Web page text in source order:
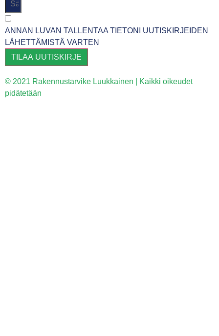
ANNAN LUVAN TALLENTAA TIETONI UUTISKIRJEIDEN
LÄHETTÄMISTÄ VARTEN
TILAA UUTISKIRJE
© 2021 Rakennustarvike Luukkainen | Kaikki oikeudet
pidätetään